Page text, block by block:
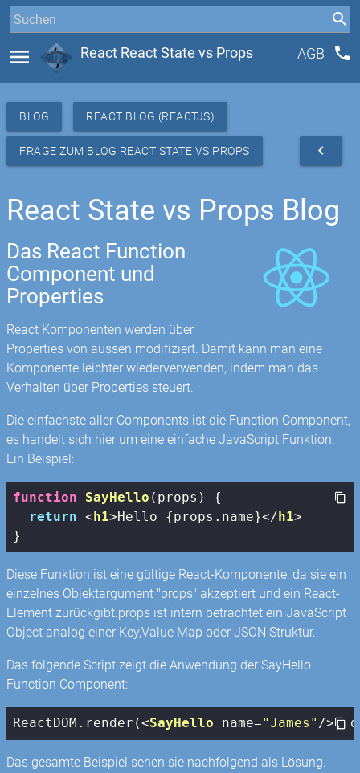
menu React React State vs Props AGB phone
BLOG REACT BLOG (REACTJS)
FRAGE ZUM BLOG REACT STATE VS PROPS navigate_before
React State vs Props Blog
Das React Function
Component und
Properties
React Komponenten werden über
Properties von aussen modifiziert. Damit kann man eine
Komponente leichter wiederverwenden, indem man das
Verhalten über Properties steuert.
Die einfachste aller Components ist die Function Component,
es handelt sich hier um eine einfache JavaScript Funktion.
Ein Beispiel:
function SayHello ( props ) {
return <h1>Hello {props.name}</h1>
}
Diese Funktion ist eine gültige React-Komponente, da sie ein
einzelnes Objektargument "props" akzeptiert und ein React-
Element zurückgibt.props ist intern betrachtet ein JavaScript
Object analog einer Key,Value Map oder JSON Struktur.
Das folgende Script zeigt die Anwendung der SayHello
Function Component:
ReactDOM.render(<SayHello name="James" />,
Das gesamte Beispiel sehen sie nachfolgend als Lösung.